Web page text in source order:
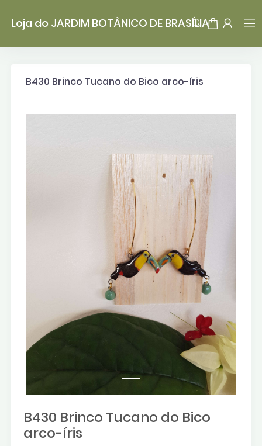
Loja do JARDIM BOTÂNICO DE BRASÍLIA
B430 Brinco Tucano do Bico arco-íris
B430 Brinco Tucano do Bico
arco-íris